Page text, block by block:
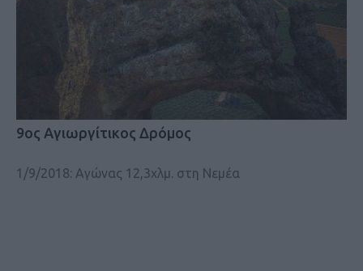
9ος Αγιωργίτικος Δρόμος
1/9/2018: Αγώνας 12,3χλμ. στη Νεμέα